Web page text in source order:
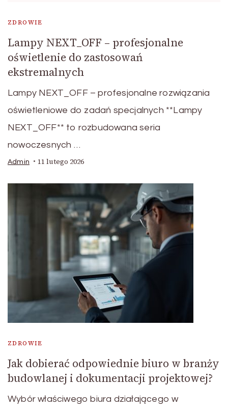
ZDROWIE
Lampy NEXT_OFF – profesjonalne
oświetlenie do zastosowań
ekstremalnych
Lampy NEXT_OFF – profesjonalne rozwiązania
oświetleniowe do zadań specjalnych **Lampy
NEXT_OFF** to rozbudowana seria
nowoczesnych …
Admin 11 lutego 2026
ZDROWIE
Jak dobierać odpowiednie biuro w branży
budowlanej i dokumentacji projektowej?
Wybór właściwego biura działającego w